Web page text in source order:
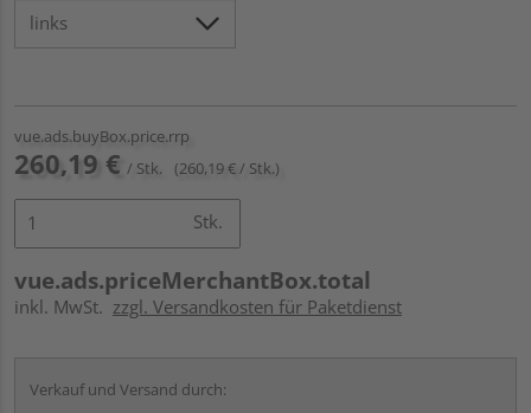
vue.ads.buyBox.price.rrp
260,19 € / Stk. (260,19 € / Stk.)
Stk.
vue.ads.priceMerchantBox.total
inkl. MwSt. zzgl. Versandkosten für Paketdienst
Verkauf und Versand durch: